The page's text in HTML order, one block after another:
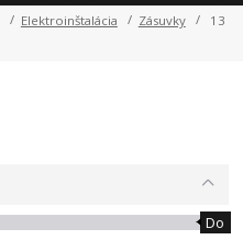
Elektroinštalácia Zásuvky
13
Do